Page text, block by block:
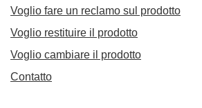
Voglio fare un reclamo sul prodotto
Voglio restituire il prodotto
Voglio cambiare il prodotto
Contatto